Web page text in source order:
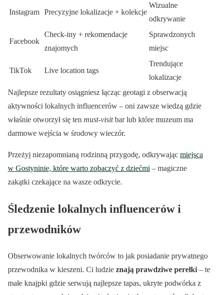
Instagram Precyzyjne lokalizacje + kolekcje
Wizualne
odkrywanie
Facebook
Check-iny + rekomendacje
znajomych
Sprawdzonych
miejsc
TikTok Live location tags
Trendujące
lokalizacje
Najlepsze rezultaty osiągniesz łącząc geotagi z obserwacją
aktywności lokalnych influencerów – oni zawsze wiedzą gdzie
właśnie otworzył się ten must-visitbar lub które muzeum ma
darmowe wejścia w środowy wieczór.
Przeżyj niezapomnianą rodzinną przygodę, odkrywając miejsca
w Gostyninie, które warto zobaczyć z dziećmi – magiczne
zakątki czekające na wasze odkrycie.
Śledzenie lokalnych influencerów i
przewodników
Obserwowanie lokalnych twórców to jak posiadanie prywatnego
przewodnika w kieszeni. Ci ludzie znają prawdziwe perełki – te
małe knajpki gdzie serwują najlepsze tapas, ukryte podwórka z